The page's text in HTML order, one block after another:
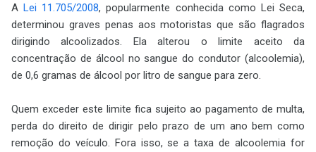
A Lei 11.705/2008, popularmente conhecida como Lei Seca,
determinou graves penas aos motoristas que são flagrados
dirigindo alcoolizados. Ela alterou o limite aceito da
concentração de álcool no sangue do condutor (alcoolemia),
de 0,6 gramas de álcool por litro de sangue para zero.
Quem exceder este limite fica sujeito ao pagamento de multa,
perda do direito de dirigir pelo prazo de um ano bem como
remoção do veículo. Fora isso, se a taxa de alcoolemia for